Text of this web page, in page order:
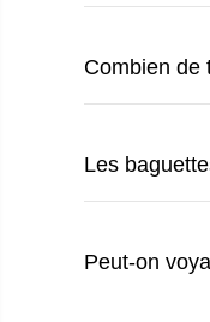
Combien de
Les
Peut-on